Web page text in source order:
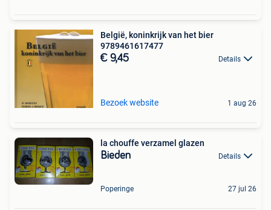
België, koninkrijk van het bier
9789461617477
€ 9,45 Details
Bezoek website 1 aug 26
la chouffe verzamel glazen
Bieden Details
Poperinge 27 jul 26